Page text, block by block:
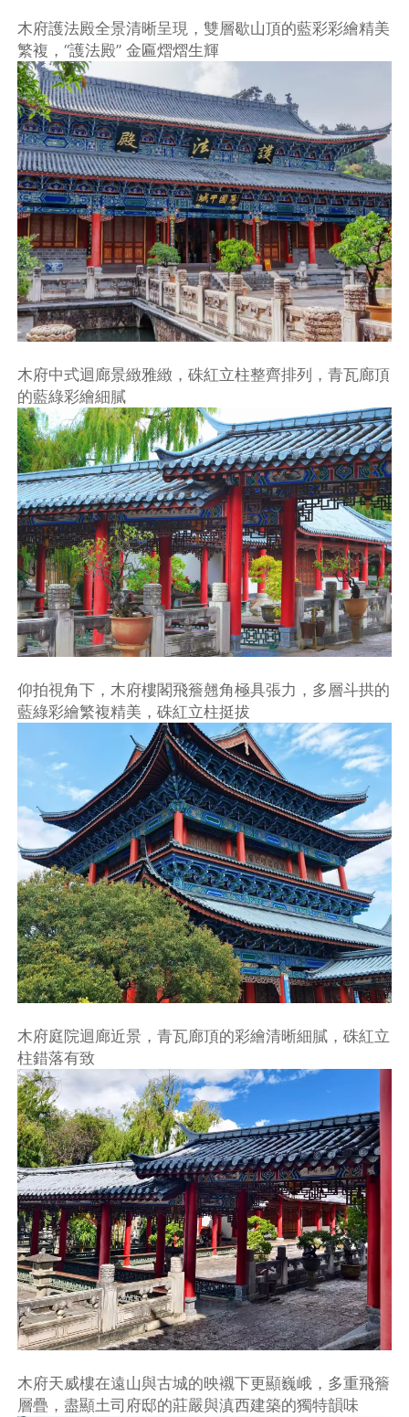
木府護法殿全景清晰呈現，雙層歇山頂的藍彩彩繪精美
繁複，“護法殿” 金匾熠熠生輝
木府中式迴廊景緻雅緻，硃紅立柱整齊排列，青瓦廊頂
的藍綠彩繪細膩
仰拍視角下，木府樓閣飛簷翹角極具張力，多層斗拱的
藍綠彩繪繁複精美，硃紅立柱挺拔
木府庭院迴廊近景，青瓦廊頂的彩繪清晰細膩，硃紅立
柱錯落有致
木府天威樓在遠山與古城的映襯下更顯巍峨，多重飛簷
層疊，盡顯土司府邸的莊嚴與滇西建築的獨特韻味